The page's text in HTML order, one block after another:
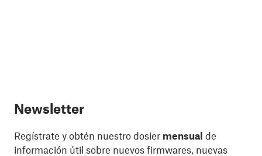
Newsletter
Regístrate y obtén nuestro dosier mensual de
información útil sobre nuevos firmwares, nuevas